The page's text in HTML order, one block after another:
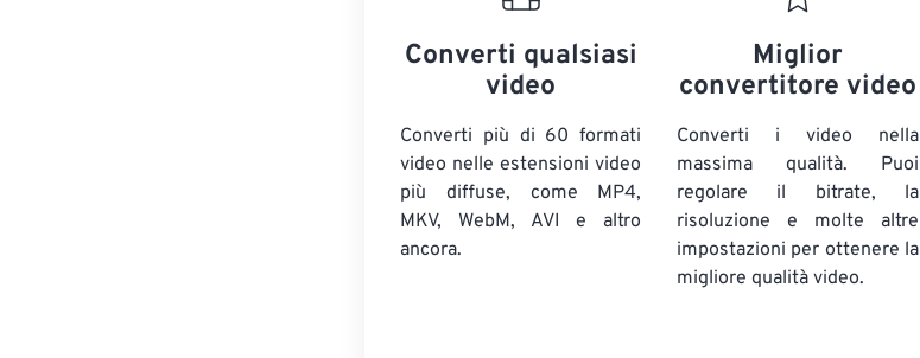
Converti qualsiasi
video
Converti più di 60 formati
video nelle estensioni video
più diffuse, come MP4,
MKV, WebM, AVI e altro
ancora.
Miglior
convertitore video
Converti i video nella
massima qualità. Puoi
regolare il bitrate, la
risoluzione e molte altre
impostazioni per ottenere la
migliore qualità video.